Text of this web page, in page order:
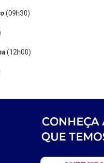
(09h30)
(12h00)